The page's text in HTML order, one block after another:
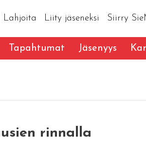
Lahjoita Liity jäseneksi Siirry
Tapahtumat Jäsenyys
rinnalla